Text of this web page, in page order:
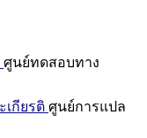
ศูนย์ทดสอบทาง
เกียรติ ศูนย์การแปล